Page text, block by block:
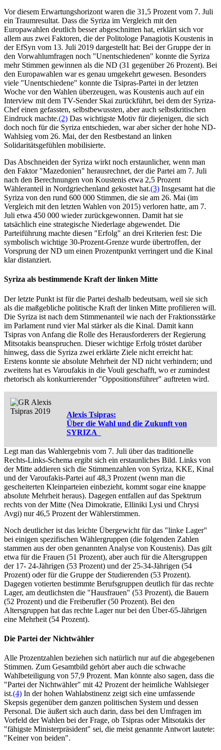
Vor diesem Erwartungshorizont waren die 31,5 Prozent vom 7. Juli
ein Traumresultat. Dass die Syriza im Vergleich mit den
Europawahlen deutlich besser abgeschnitten hat, erklärt sich vor
allem aus zwei Faktoren, die der Politologe Panagiotis Koustenis in
der EfSyn vom 13. Juli 2019 dargestellt hat: Bei der Gruppe der in
den Vorwahlumfragen noch "Unentschiedenen" konnte die Syriza
mehr Stimmen gewinnen als die ND (31 gegenüber 26 Prozent). Bei
den Europawahlen war es genau umgekehrt gewesen. Besonders
viele "Unentschiedene" konnte die Tsipras-Partei in der letzten
Woche vor den Wahlen überzeugen, was Koustenis auch auf ein
Interview mit dem TV-Sender Skai zurückführt, bei dem der Syriza-
Chef einen gefassten, selbstbewussten, aber auch selbstkritischen
Eindruck machte.(2) Das wichtigste Motiv für diejenigen, die sich
doch noch für die Syriza entschieden, war aber sicher der hohe ND-
Wahlsieg vom 26. Mai, der den Restbestand an linken
Solidaritätsgefühlen mobilisierte.
Das Abschneiden der Syriza wirkt noch erstaunlicher, wenn man
den Faktor "Mazedonien" herausrechnet, der die Partei am 7. Juli
nach den Berechnungen von Koustenis etwa 2,5 Prozent
Wähleranteil in Nordgriechenland gekostet hat.(3) Insgesamt hat die
Syriza von den rund 600 000 Stimmen, die sie am 26. Mai (im
Vergleich mit den letzten Wahlen von 2015) verloren hatte, am 7.
Juli etwa 450 000 wieder zurückgewonnen. Damit hat sie
tatsächlich eine strategische Niederlage abgewendet. Die
Parteiführung machte diesen "Erfolg" an drei Kriterien fest: Die
symbolisch wichtige 30-Prozent-Grenze wurde übertroffen, der
Vorsprung der ND um einen Prozentpunkt verringert und die Kinal
klar distanziert.
Syriza als bestimmende Kraft der linken Mitte
Der letzte Punkt ist für die Partei deshalb bedeutsam, weil sie sich
als die maßgebliche politische Kraft der linken Mitte profilieren will.
Die Syriza ist nach dem Stimmenanteil wie nach der Fraktionsstärke
im Parlament rund vier Mal stärker als die Kinal. Damit kann
Tsipras von Anfang die Rolle des Herausforderers der Regierung
Mitsotakis beanspruchen. Dieser wichtige Erfolg tröstet darüber
hinweg, dass die Syriza zwei erklärte Ziele nicht erreicht hat:
Erstens konnte sie absolute Mehrheit der ND nicht verhindern; und
zweitens hat es Varoufakis in die Vouli geschafft, wo er zumindest
rhetorisch als konkurrierender "Oppositionsführer" auftreten wird.
Alexis Tsipras:
Über die Wahl und die Zukunft von
SYRIZA
Legt man das Wahlergebnis vom 7. Juli über das traditionelle
Rechts-Links-Schema ergibt sich ein erstaunliches Bild. Links von
der Mitte addieren sich die Stimmenzahlen von Syriza, KKE, Kinal
und der Varoufakis-Partei auf 48,3 Prozent (wenn man die
gescheiterten Kleinparteien einbezieht, kommt sogar eine knappe
absolute Mehrheit heraus). Dagegen entfallen auf das Spektrum
rechts von der Mitte (Nea Dimokratie, Elliniki Lysi und Chrysi
Avgi) nur 46,5 Prozent der Wählerstimmen.
Noch deutlicher ist das leichte Übergewicht für das "linke Lager"
bei einigen spezifischen Wählergruppen (die folgenden Zahlen
stammen aus der oben genannten Analyse von Koustenis). Das gilt
etwa für die Frauen (51 Prozent), aber auch für die Altersgruppen
der 17- 24-Jährigen (53 Prozent) und der 25-34-Jährigen (54
Prozent) oder für die Gruppe der Studierenden (53 Prozent).
Dagegen votierten bestimmte Berufsgruppen deutlich für das rechte
Lager, am deutlichsten die "Hausfrauen" (53 Prozent), die Bauern
(52 Prozent) und die Freiberufler (50 Prozent). Bei den
Altersgruppen hat das rechte Lager nur bei den Über-65-Jährigen
eine Mehrheit (54 Prozent).
Die Partei der Nichtwähler
Alle Prozentzahlen beziehen sich natürlich nur auf die abgegebenen
Stimmen. Zum Gesamtbild gehört aber auch die schwache
Wahlbeteiligung von 57,9 Prozent. Man könnte also sagen, dass die
"Partei der Nichtwähler" mit 42 Prozent der heimliche Wahlsieger
ist.(4) In der hohen Wahlabstinenz zeigt sich eine umfassende
Skepsis gegenüber dem ganzen politischen System und dessen
Personal. Die äußert sich auch darin, dass bei den Umfragen im
Vorfeld der Wahlen bei der Frage, ob Tsipras oder Mitsotakis der
"fähigste Ministerpräsident" sei, die meist genannte Antwort lautete:
"Keiner von beiden".